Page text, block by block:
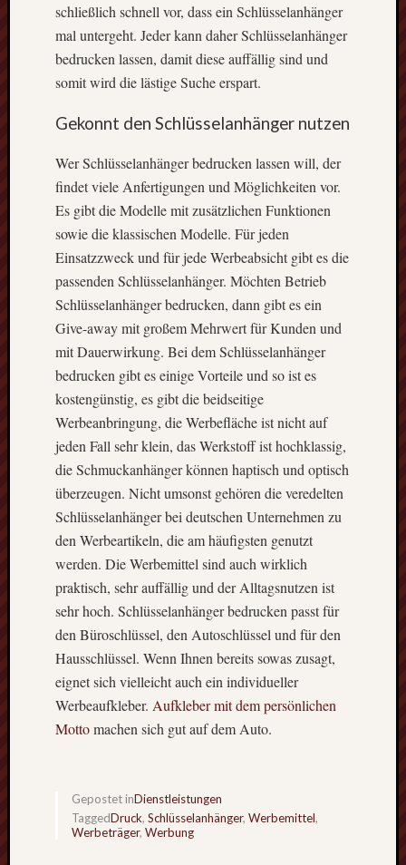
schließlich schnell vor, dass ein Schlüsselanhänger
mal untergeht. Jeder kann daher Schlüsselanhänger
bedrucken lassen, damit diese auffällig sind und
somit wird die lästige Suche erspart.
Gekonnt den Schlüsselanhänger nutzen
Wer Schlüsselanhänger bedrucken lassen will, der
findet viele Anfertigungen und Möglichkeiten vor.
Es gibt die Modelle mit zusätzlichen Funktionen
sowie die klassischen Modelle. Für jeden
Einsatzzweck und für jede Werbeabsicht gibt es die
passenden Schlüsselanhänger. Möchten Betrieb
Schlüsselanhänger bedrucken, dann gibt es ein
Give-away mit großem Mehrwert für Kunden und
mit Dauerwirkung. Bei dem Schlüsselanhänger
bedrucken gibt es einige Vorteile und so ist es
kostengünstig, es gibt die beidseitige
Werbeanbringung, die Werbefläche ist nicht auf
jeden Fall sehr klein, das Werkstoff ist hochklassig,
die Schmuckanhänger können haptisch und optisch
überzeugen. Nicht umsonst gehören die veredelten
Schlüsselanhänger bei deutschen Unternehmen zu
den Werbeartikeln, die am häufigsten genutzt
werden. Die Werbemittel sind auch wirklich
praktisch, sehr auffällig und der Alltagsnutzen ist
sehr hoch. Schlüsselanhänger bedrucken passt für
den Büroschlüssel, den Autoschlüssel und für den
Hausschlüssel. Wenn Ihnen bereits sowas zusagt,
eignet sich vielleicht auch ein individueller
Werbeaufkleber. Aufkleber mit dem persönlichen
Mottomachen sich gut auf dem Auto.
Gepostet inDienstleistungen
TaggedDruck, Schlüsselanhänger, Werbemittel,
Werbeträger, Werbung